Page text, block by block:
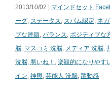
2013/10/02 | マインドセット
ーグ, ステータス, スパム認定, ネ
ブな連鎖, バランス, ポジティブな
脳, マスコミ 洗脳, メディア 洗脳,
洗脳, 悪いね！ , 楽観的になりやす
イン, 神輿, 芸能人 洗脳, 躍動感